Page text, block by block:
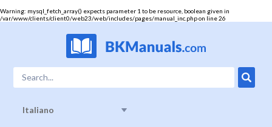
Warning: mysql_fetch_array() expects parameter 1 to be resource, boolean given in
/var/www/clients/client0/web23/web/includes/pages/manual_inc.phpon line26
Italiano